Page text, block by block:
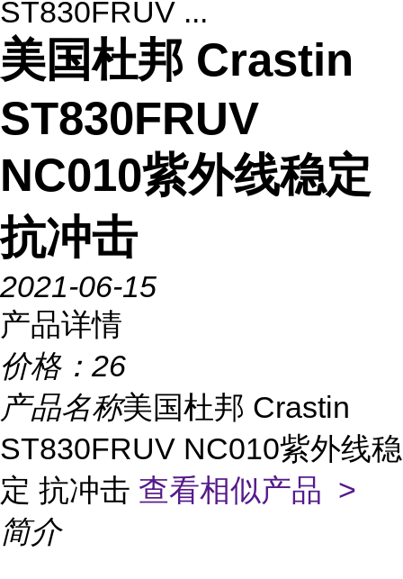
ST830FRUV ...
美国杜邦 Crastin
ST830FRUV
NC010紫外线稳定
抗冲击
2021-06-15
产品详情
价格： 26
产品名称美国杜邦 Crastin
ST830FRUV NC010紫外线稳
定 抗冲击 查看相似产品 >
简介